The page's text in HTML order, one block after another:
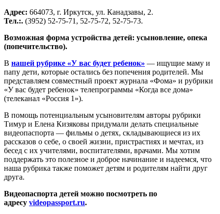
Адрес: 664073, г. Иркутск, ул. Канадзавы, 2.
Тел.:. (3952) 52-75-71, 52-75-72, 52-75-73.
Возможная форма устройства детей: усыновление, опека
(попечительство).
В нашей рубрике «У вас будет ребенок» — ищущие маму и
папу дети, которые остались без попечения родителей. Мы
представляем совместный проект журнала «Фома» и рубрики
«У вас будет ребенок» телепрограммы «Когда все дома»
(телеканал «Россия 1»).
В помощь потенциальным усыновителям авторы рубрики
Тимур и Елена Кизяковы придумали делать специальные
видеопаспорта — фильмы о детях, складывающиеся из их
рассказов о себе, о своей жизни, пристрастиях и мечтах, из
бесед с их учителями, воспитателями, врачами. Мы хотим
поддержать это полезное и доброе начинание и надеемся, что
наша рубрика также поможет детям и родителям найти друг
друга.
Видеопаспорта детей можно посмотреть по
адресу videopassport.ru.